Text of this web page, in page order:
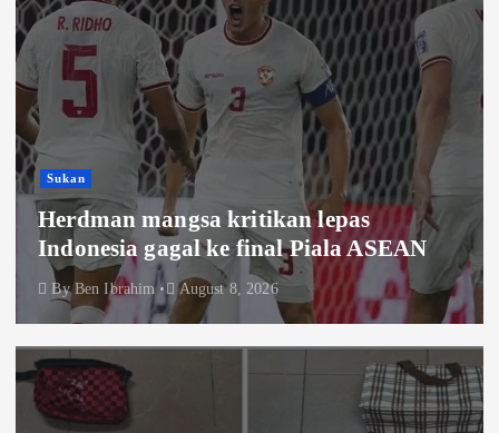
Sukan
Herdman mangsa kritikan lepas
Indonesia gagal ke final Piala ASEAN
ByBen Ibrahim August 8, 2026